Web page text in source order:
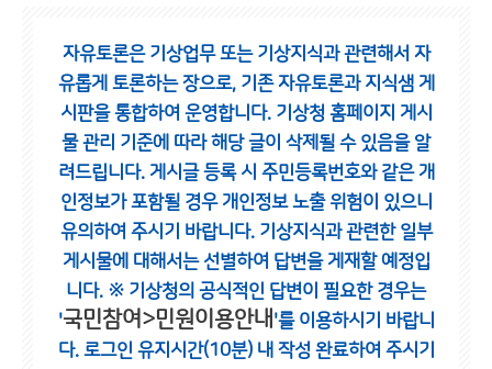
자유토론은 기상업무 또는 기상지식과 관련해서 자
유롭게 토론하는 장으로, 기존 자유토론과 지식샘 게
시판을 통합하여 운영합니다. 기상청 홈페이지 게시
물 관리 기준에 따라 해당 글이 삭제될 수 있음을 알
려드립니다. 게시글 등록 시 주민등록번호와 같은 개
인정보가 포함될 경우 개인정보 노출 위험이 있으니
유의하여 주시기 바랍니다. 기상지식과 관련한 일부
게시물에 대해서는 선별하여 답변을 게재할 예정입
니다. ※ 기상청의 공식적인 답변이 필요한 경우는
'국민참여>민원이용안내 '를 이용하시기 바랍니
다. 로그인 유지시간(10분) 내 작성 완료하여 주시기